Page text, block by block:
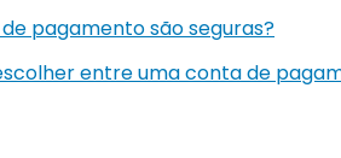
pagamento são seguras?
entre uma conta de